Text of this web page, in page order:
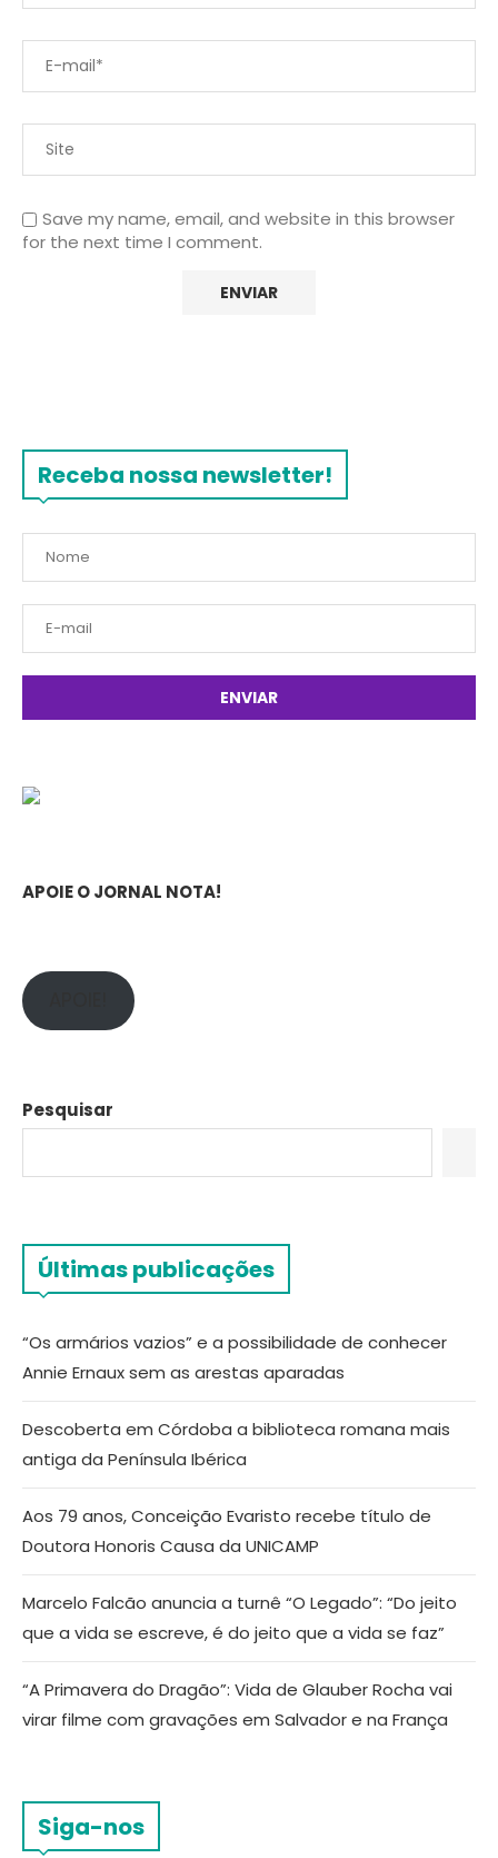
Save my name, email, and website in this browser
for the next time I comment.
Receba nossa newsletter!
APOIE O JORNAL NOTA!
Pesquisar
Últimas publicações
“Os armários vazios” e a possibilidade de conhecer
Annie Ernaux sem as arestas aparadas
Descoberta em Córdoba a biblioteca romana mais
antiga da Península Ibérica
Aos 79 anos, Conceição Evaristo recebe título de
Doutora Honoris Causa da UNICAMP
Marcelo Falcão anuncia a turnê “O Legado”: “Do jeito
que a vida se escreve, é do jeito que a vida se faz”
“A Primavera do Dragão”: Vida de Glauber Rocha vai
virar filme com gravações em Salvador e na França
Siga-nos